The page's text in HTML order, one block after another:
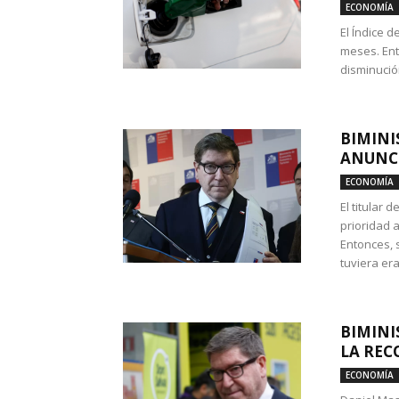
ECONOMÍA
El Índice
meses.
ECONOMÍA
El titular
prioridad
Entonces,
tuviera
LA
ECONOMÍA